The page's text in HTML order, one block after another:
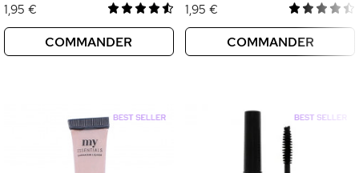
1,95 €
COMMANDER
1,95 €
COMMANDER